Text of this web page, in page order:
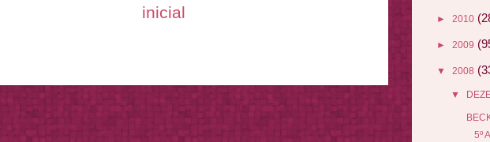
inicial
► 2010
► 2009
▼ 2008
▼
5º